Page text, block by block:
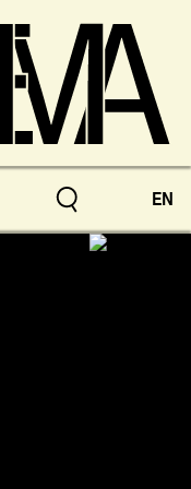
EN
e Mostras